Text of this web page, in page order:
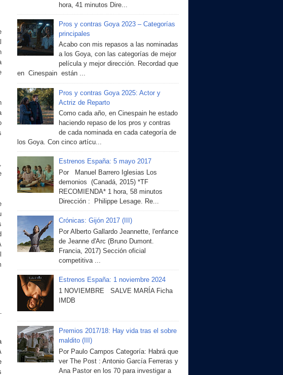
hora, 41 minutos Dire...
Pros y contras Goya 2023 – Categorías
principales
Acabo con mis repasos a las nominadas
a los Goya, con las categorías de mejor
película y mejor dirección. Recordad que
en Cinespain están ...
Pros y contras Goya 2025: Actor y
Actriz de Reparto
Como cada año, en Cinespain he estado
haciendo repaso de los pros y contras
de cada nominada en cada categoría de
los Goya. Con cinco artícu...
Estrenos España: 5 mayo 2017
Por Manuel Barrero Iglesias Los
demonios (Canadá, 2015) *TF
RECOMIENDA* 1 hora, 58 minutos
Dirección : Philippe Lesage. Re...
Crónicas: Gijón 2017 (III)
Por Alberto Gallardo Jeannette, l'enfance
de Jeanne d'Arc (Bruno Dumont.
Francia, 2017) Sección oficial
competitiva ...
Estrenos España: 1 noviembre 2024
1 NOVIEMBRE SALVE MARÍA Ficha
IMDB
Premios 2017/18: Hay vida tras el sobre
maldito (III)
Por Paulo Campos Categoría: Habrá que
ver The Post : Antonio García Ferreras y
Ana Pastor en los 70 para investigar a